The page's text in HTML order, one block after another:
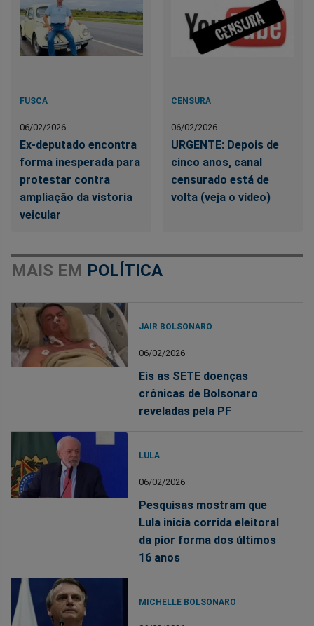
FUSCA
06/02/2026
Ex-deputado encontra
forma inesperada para
protestar contra
ampliação da vistoria
veicular
CENSURA
06/02/2026
URGENTE: Depois de
cinco anos, canal
censurado está de
volta (veja o vídeo)
MAIS EM POLÍTICA
JAIR BOLSONARO
06/02/2026
Eis as SETE doenças
crônicas de Bolsonaro
reveladas pela PF
LULA
06/02/2026
Pesquisas mostram que
Lula inicia corrida eleitoral
da pior forma dos últimos
16 anos
MICHELLE BOLSONARO